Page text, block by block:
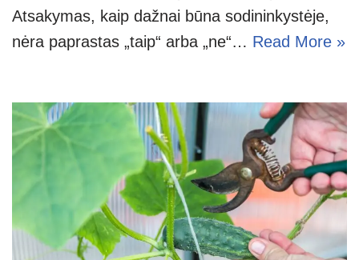
Atsakymas, kaip dažnai būna sodininkystėje,
nėra paprastas „taip“ arba „ne“… Read More »